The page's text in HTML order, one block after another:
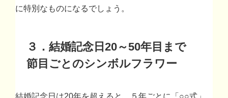
に特別なものになるでしょう。
３．結婚記念日20～50年目まで
節目ごとのシンボルフラワー
結婚記念日は20年を超えると、５年ごとに「○○式」